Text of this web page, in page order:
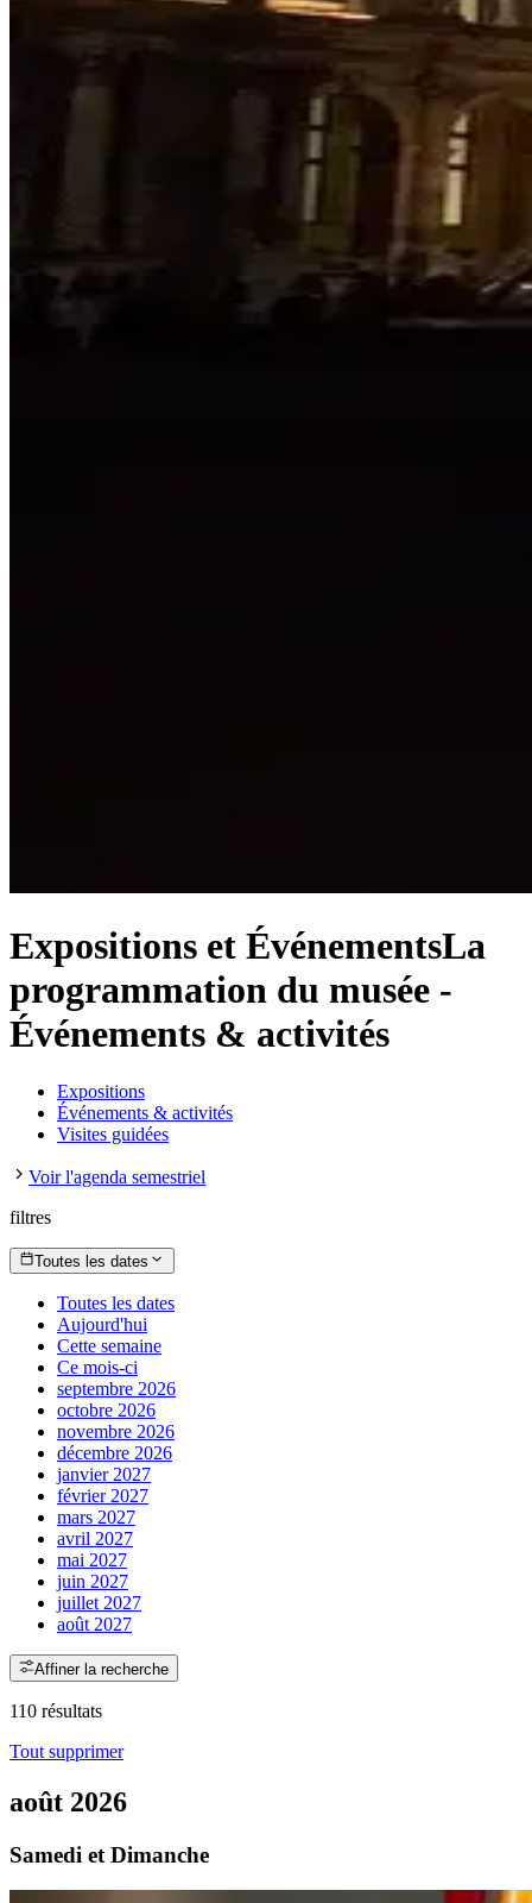
Expositions et ÉvénementsLa
programmation du musée -
Événements & activités
Expositions
Événements & activités
Visites guidées
Voir l'agenda semestriel
filtres
Toutes les dates
Toutes les dates
Aujourd'hui
Cette semaine
Ce mois-ci
septembre 2026
octobre 2026
novembre 2026
décembre 2026
janvier 2027
février 2027
mars 2027
avril 2027
mai 2027
juin 2027
juillet 2027
août 2027
Affiner la recherche
110 résultats
Tout supprimer
août 2026
Samedi et Dimanche